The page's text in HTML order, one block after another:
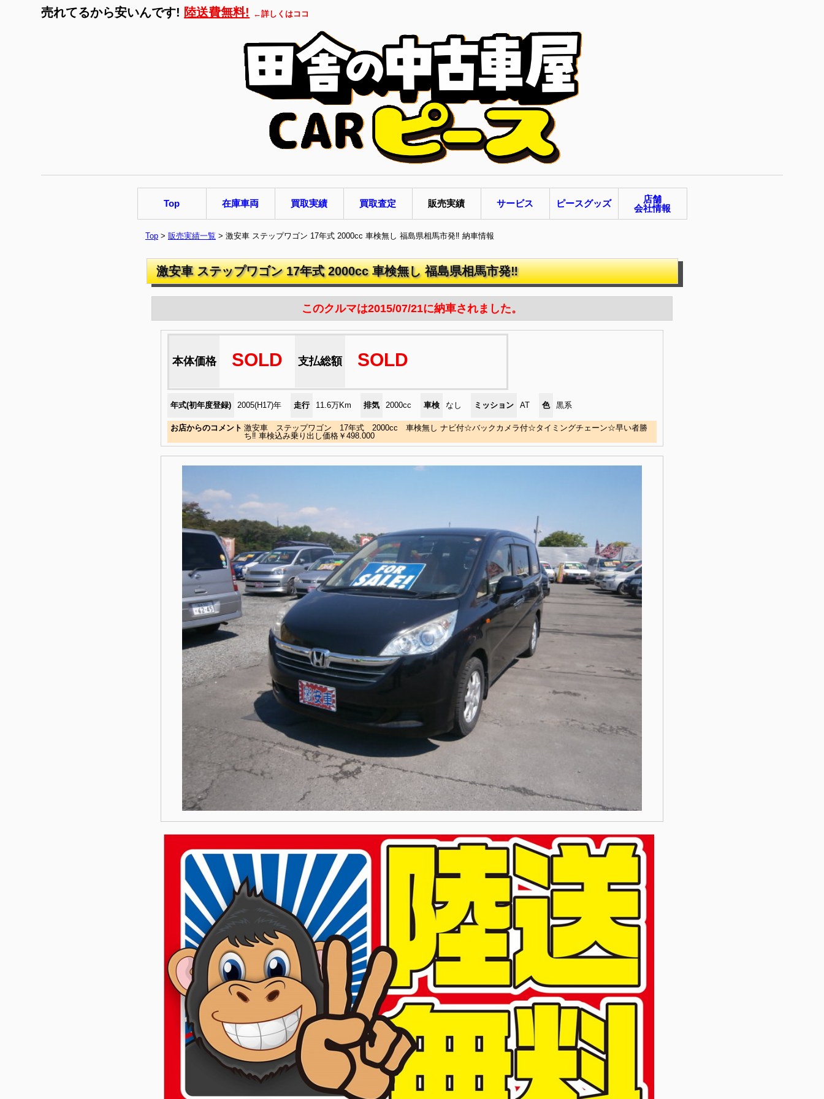
売れてるから安いんです! 陸送費無料! ←詳しくはココ
Top 在庫車両 買取実績 買取査定 販売実績 サービス ピースグッズ
店舗
会社情報
Top > 販売実績一覧 > 激安車 ステップワゴン 17年式 2000cc 車検無し 福島県相馬市発‼ 納車情報
激安車 ステップワゴン 17年式 2000cc 車検無し 福島県相馬市発‼
このクルマは2015/07/21に納車されました。
本体価格 SOLD 支払総額 SOLD
年式(初年度登録) 2005(H17)年 走行 11.6万Km 排気 2000cc 車検 なし ミッション AT 色 黒系
お店からのコメント 激安車 ステップワゴン 17年式 2000cc 車検無し ナビ付☆バックカメラ付☆タイミングチェーン☆早い者勝
ち‼ 車検込み乗り出し価格￥498.000